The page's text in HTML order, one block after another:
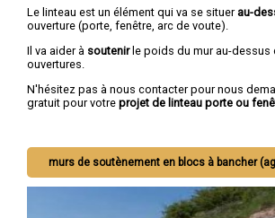
Le linteau est un élément qui va se situer au-
ouverture (porte, fenêtre, arc de voute).
Il va aider à soutenirle poids du mur au-dessus
ouvertures.
N'hésitez pas à nous contacter pour nous
gratuit pour votre projet de linteau porte ou
murs de soutènement en blocs à bancher